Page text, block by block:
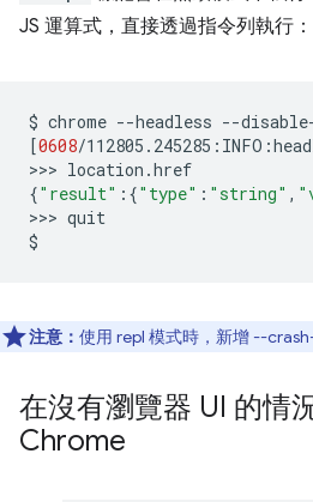
JS 運算式，直接透過指令列執行：
$ chrome --headless --
[0608/
>>>
{"result" : {"type" : "string" ,
>>> quit
注意： 使用 repl 模式時，新增 --
在沒有瀏覽器 UI 的情
Chrome